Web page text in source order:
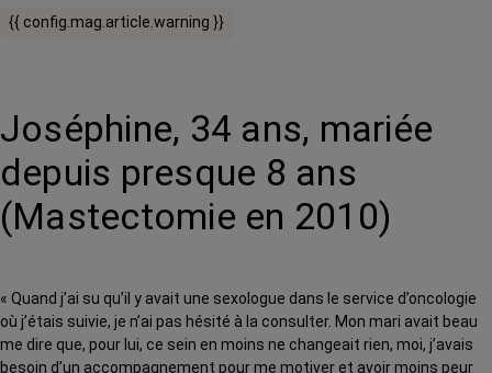
{{ config.mag.article.warning }}
Joséphine, 34 ans, mariée
depuis presque 8 ans
(Mastectomie en 2010)
« Quand j’ai su qu’il y avait une sexologue dans le service d’oncologie
où j’étais suivie, je n’ai pas hésité à la consulter. Mon mari avait beau
me dire que, pour lui, ce sein en moins ne changeait rien, moi, j’avais
besoin d’un accompagnement pour me motiver et avoir moins peur